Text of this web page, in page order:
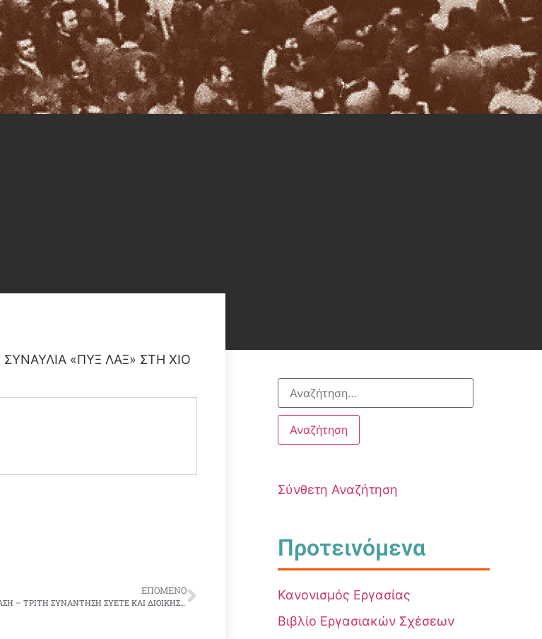
ΣΥΝΑΥΛΙΑ «ΠΥΞ ΛΑΞ» ΣΤΗ ΧΙΟ
ΕΠΌΜΕΝΟ
ΕΠΙΧΕΙΡΗΣΙΑΚΗ ΣΥΜΒΑΣΗ – ΤΡΙΤΗ ΣΥΝΑΝΤΗΣΗ ΣΥΕΤΕ ΚΑΙ ΔΙΟΙΚΗΣΗΣ
Σύνθετη Αναζήτηση
Προτεινόμενα
Κανονισμός Εργασίας
Βιβλίο Εργασιακών Σχέσεων